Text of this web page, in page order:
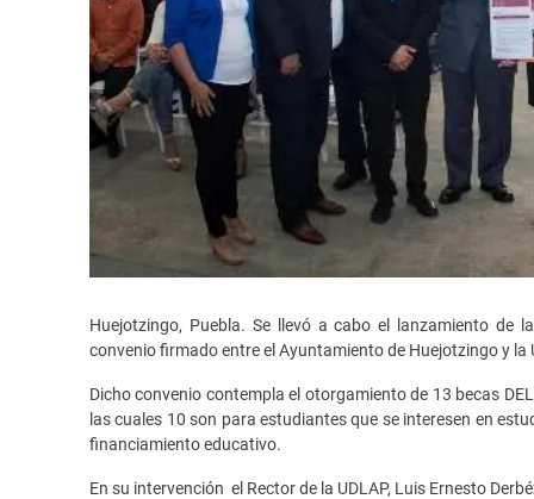
Huejotzingo, Puebla. Se llevó a cabo el lanzamiento de
convenio firmado entre el Ayuntamiento de Huejotzingo y la
Dicho convenio contempla el otorgamiento de 13 becas
las cuales 10 son para estudiantes que se interesen en
financiamiento educativo.
En su intervención el Rector de la UDLAP, Luis Ernesto